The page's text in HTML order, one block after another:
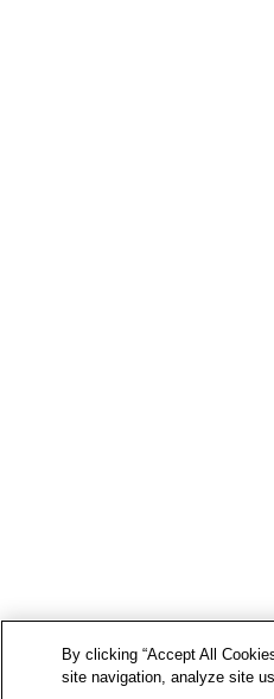
By clicking “Accept All
site navigation, analyze site